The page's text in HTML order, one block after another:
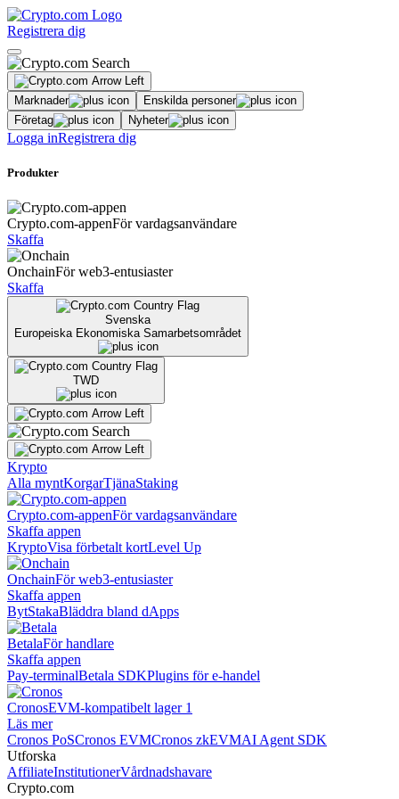
Registrera dig
Marknader
Enskilda personer
Företag
Nyheter
Logga inRegistrera dig
Produkter
Crypto.com-appenFör vardagsanvändare
Skaffa
OnchainFör web3-entusiaster
Skaffa
Svenska
Europeiska Ekonomiska Samarbetsområdet
TWD
Krypto
Alla myntKorgarTjänaStaking
Crypto.com-appenFör vardagsanvändare
Skaffa appen
KryptoVisa förbetalt kortLevel Up
OnchainFör web3-entusiaster
Skaffa appen
BytStakaBläddra bland dApps
BetalaFör handlare
Skaffa appen
Pay-terminalBetala SDKPlugins för e-handel
CronosEVM-kompatibelt lager 1
Läs mer
Cronos PoSCronos EVMCronos zkEVMAI Agent SDK
Utforska
AffiliateInstitutionerVårdnadshavare
Crypto.com